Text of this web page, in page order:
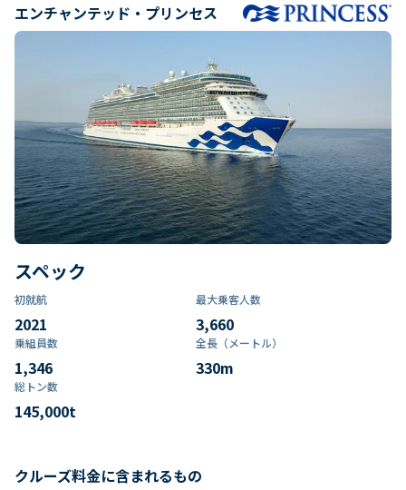
エンチャンテッド・プリンセス
スペック
初就航
2021
最大乗客人数
3,660
乗組員数​
1,346
全長（メートル）
330m
総トン数​
145,000t
クルーズ料金に含まれるもの